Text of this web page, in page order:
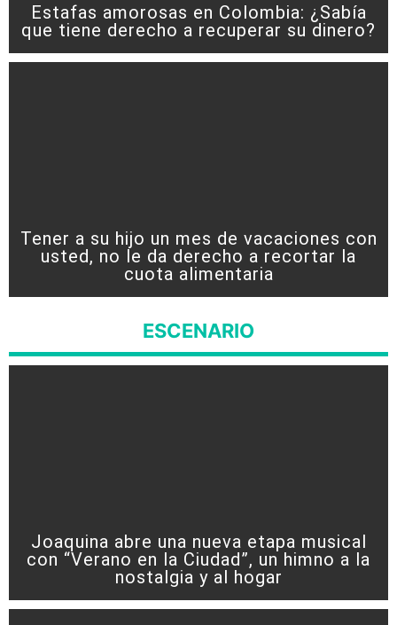
Estafas amorosas en Colombia: ¿Sabía
que tiene derecho a recuperar su dinero?
Tener a su hijo un mes de vacaciones con
usted, no le da derecho a recortar la
cuota alimentaria
ESCENARIO
Joaquina abre una nueva etapa musical
con “Verano en la Ciudad”, un himno a la
nostalgia y al hogar